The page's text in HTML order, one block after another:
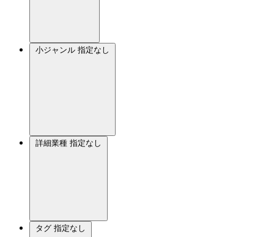
小ジャンル 指定なし
詳細業種 指定なし
タグ 指定なし